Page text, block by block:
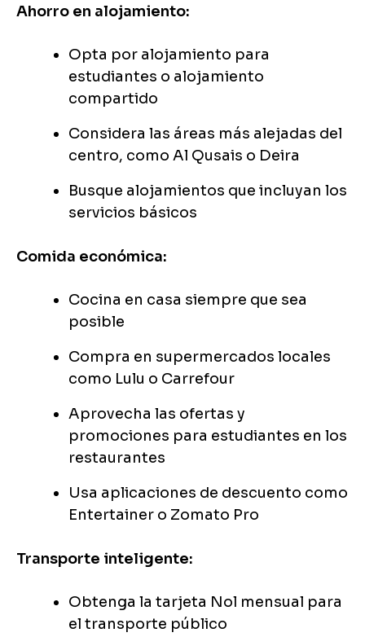
Ahorro en alojamiento:
Opta por alojamiento para
estudiantes o alojamiento
compartido
Considera las áreas más alejadas del
centro, como Al Qusais o Deira
Busque alojamientos que incluyan los
servicios básicos
Comida económica:
Cocina en casa siempre que sea
posible
Compra en supermercados locales
como Lulu o Carrefour
Aprovecha las ofertas y
promociones para estudiantes en los
restaurantes
Usa aplicaciones de descuento como
Entertainer o Zomato Pro
Transporte inteligente:
Obtenga la tarjeta Nol mensual para
el transporte público